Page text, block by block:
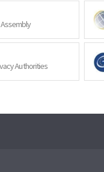
Authorities